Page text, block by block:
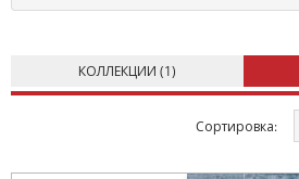
КОЛЛЕКЦИИ (1)
Cортировка: